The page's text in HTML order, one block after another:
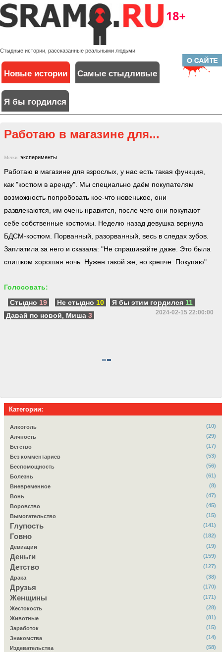
Стыдные истории, рассказанные реальными людьми
Новые истории Самые стыдливые
Я бы гордился
Работаю в магазине для...
Метки: эксперименты
Работаю в магазине для взрослых, у нас есть такая функция,
как "костюм в аренду". Мы специально даём покупателям
возможность попробовать кое-что новенькое, они
развлекаются, им очень нравится, после чего они покупают
себе собственные костюмы. Неделю назад девушка вернула
БДСМ-костюм. Порванный, разорванный, весь в следах зубов.
Заплатила за него и сказала: "Не спрашивайте даже. Это была
слишком хорошая ночь. Нужен такой же, но крепче. Покупаю".
Голосовать:
Стыдно 19 Не стыдно 10 Я бы этим гордился 11
Давай по новой, Миша 3 2024-02-15 22:00:00
Категории:
Алкоголь
(10)
Алчность
(29)
Бегство
(17)
Без комментариев
(53)
Беспомощность
(56)
Болезнь
(61)
Вневременное
(8)
Вонь
(47)
Воровство
(45)
Вымогательство
(15)
Глупость (141)
Говно
(182)
Девиации
(19)
Деньги (159)
Детство
(127)
Драка
(38)
Друзья (170)
Женщины
(171)
Жестокость
(28)
Животные
(81)
Заработок
(15)
Знакомства
(14)
Издевательства
(58)